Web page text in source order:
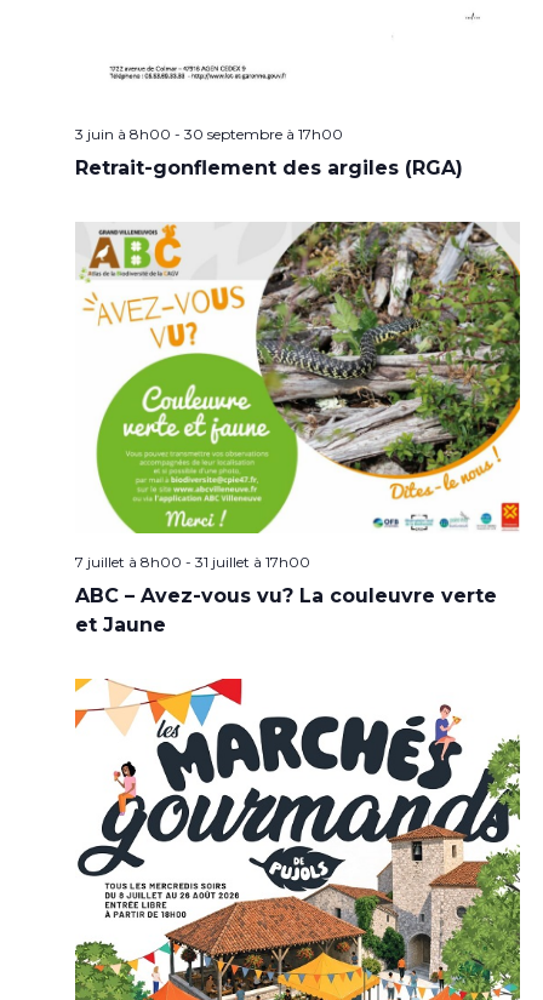
3 juin à 8h00 - 30 septembre à 17h00
Retrait-gonflement des argiles (RGA)
7 juillet à 8h00 - 31 juillet à 17h00
ABC – Avez-vous vu? La couleuvre verte
et Jaune